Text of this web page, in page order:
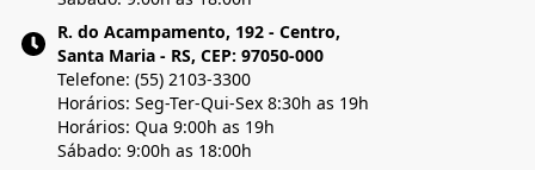
R. do Acampamento, 192 - Centro,
Santa Maria - RS, CEP: 97050-000
Telefone: (55) 2103-3300
Horários: Seg-Ter-Qui-Sex 8:30h as 19h
Horários: Qua 9:00h as 19h
Sábado: 9:00h as 18:00h